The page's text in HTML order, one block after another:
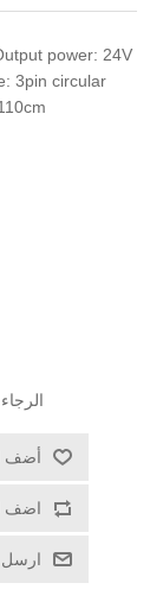
power: 24V
3pin circular
أضف
اضف
ارسل